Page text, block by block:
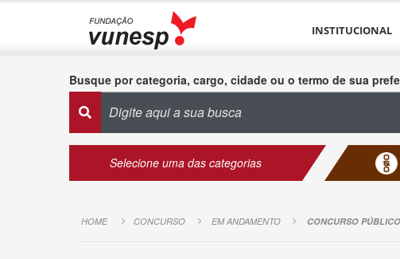
INSTITUCIONAL
Busque por categoria, cargo, cidade ou o termo de sua
Selecione uma das categorias
HOME CONCURSO EM ANDAMENTO CONCURSO